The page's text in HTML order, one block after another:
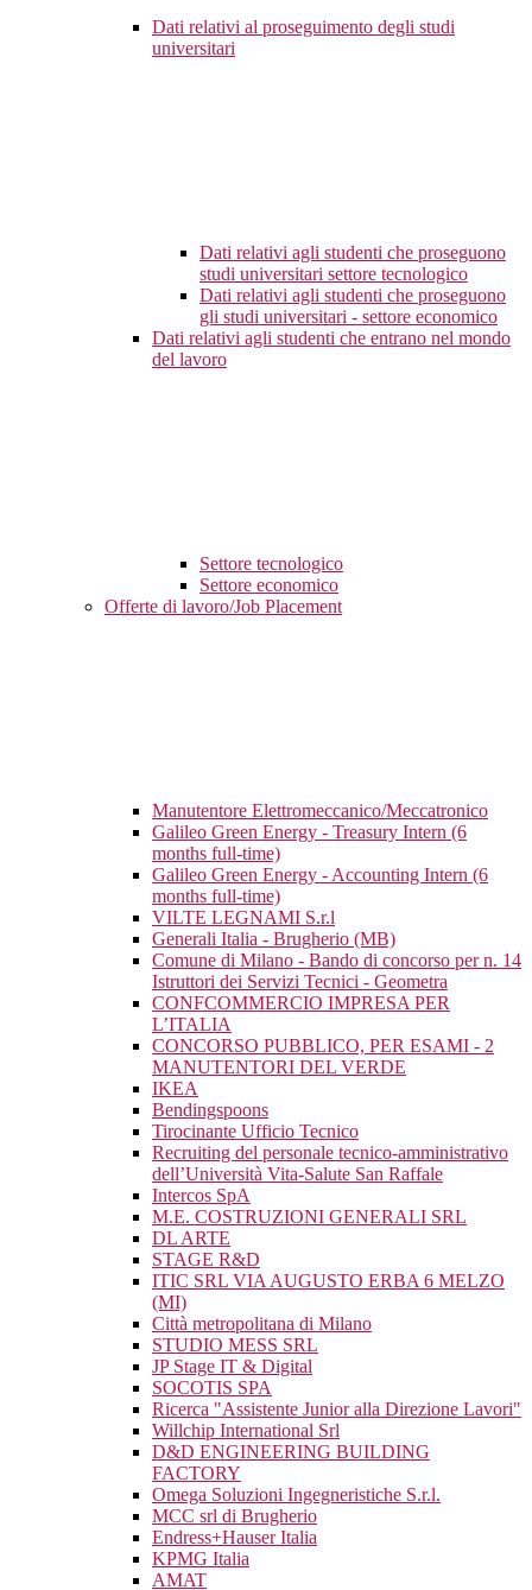
Dati relativi al proseguimento degli studi
universitari
Dati relativi agli studenti che proseguono
studi universitari settore tecnologico
Dati relativi agli studenti che proseguono
gli studi universitari - settore economico
Dati relativi agli studenti che entrano nel mondo
del lavoro
Settore tecnologico
Settore economico
Offerte di lavoro/Job Placement
Manutentore Elettromeccanico/Meccatronico
Galileo Green Energy - Treasury Intern (6
months full-time)
Galileo Green Energy - Accounting Intern (6
months full-time)
VILTE LEGNAMI S.r.l
Generali Italia - Brugherio (MB)
Comune di Milano - Bando di concorso per n. 14
Istruttori dei Servizi Tecnici - Geometra
CONFCOMMERCIO IMPRESA PER
L’ITALIA
CONCORSO PUBBLICO, PER ESAMI - 2
MANUTENTORI DEL VERDE
IKEA
Bendingspoons
Tirocinante Ufficio Tecnico
Recruiting del personale tecnico-amministrativo
dell’Università Vita-Salute San Raffale
Intercos SpA
M.E. COSTRUZIONI GENERALI SRL
DL ARTE
STAGE R&D
ITIC SRL VIA AUGUSTO ERBA 6 MELZO
(MI)
Città metropolitana di Milano
STUDIO MESS SRL
JP Stage IT & Digital
SOCOTIS SPA
Ricerca "Assistente Junior alla Direzione Lavori"
Willchip International Srl
D&D ENGINEERING BUILDING
FACTORY
Omega Soluzioni Ingegneristiche S.r.l.
MCC srl di Brugherio
Endress+Hauser Italia
KPMG Italia
AMAT